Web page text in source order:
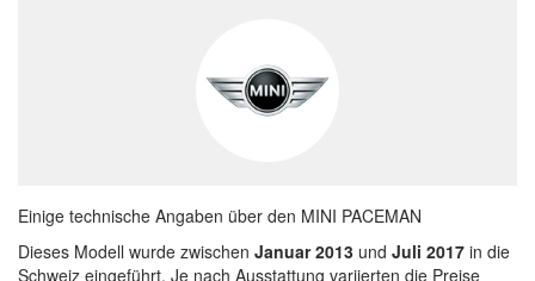
Einige technische Angaben über den MINI PACEMAN
Dieses Modell wurde zwischen Januar 2013 und Juli 2017 in die
Schweiz eingeführt. Je nach Ausstattung variierten die Preise